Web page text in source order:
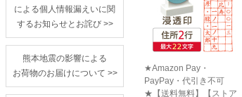
による個人情報漏えいに関
するお知らせとお詫び >>
熊本地震の影響による
お荷物のお届けについて >>
★Amazon Pay・
PayPay・代引き不可
★【送料無料】【ストア